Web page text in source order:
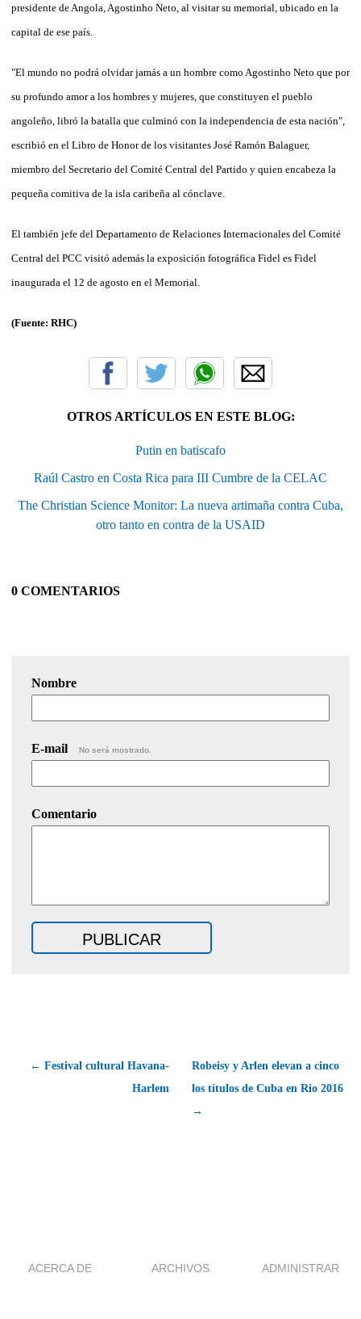
presidente de Angola, Agostinho Neto, al visitar su memorial, ubicado en la
capital de ese país.
"El mundo no podrá olvidar jamás a un hombre como Agostinho Neto que por
su profundo amor a los hombres y mujeres, que constituyen el pueblo
angoleño, libró la batalla que culminó con la independencia de esta nación",
escribió en el Libro de Honor de los visitantes José Ramón Balaguer,
miembro del Secretario del Comité Central del Partido y quien encabeza la
pequeña comitiva de la isla caribeña al cónclave.
El también jefe del Departamento de Relaciones Internacionales del Comité
Central del PCC visitó además la exposición fotográfica Fidel es Fidel
inaugurada el 12 de agosto en el Memorial.
(Fuente: RHC)
OTROS ARTÍCULOS EN ESTE BLOG:
Putin en batiscafo
Raúl Castro en Costa Rica para III Cumbre de la CELAC
The Christian Science Monitor: La nueva artimaña contra Cuba,
otro tanto en contra de la USAID
0 COMENTARIOS
Nombre
E-mail No será mostrado.
Comentario
← Festival cultural Havana-
Harlem
Robeisy y Arlen elevan a cinco
los títulos de Cuba en Rio 2016
→
ACERCA DE ARCHIVOS ADMINISTRAR